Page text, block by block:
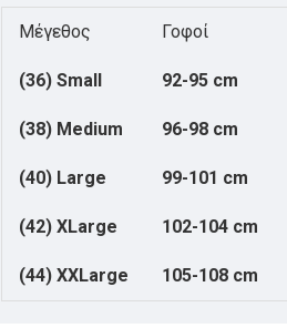
Μέγεθος Γοφοί
(36) Small 92-95 cm
(38) Medium 96-98 cm
(40) Large 99-101 cm
(42) XLarge 102-104 cm
(44) XXLarge 105-108 cm